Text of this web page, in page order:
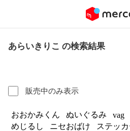
あらいきりこ の検索結果
販売中のみ表示
おおかみくん ぬいぐるみ vag
めじるし
ニセおばけ ステッ